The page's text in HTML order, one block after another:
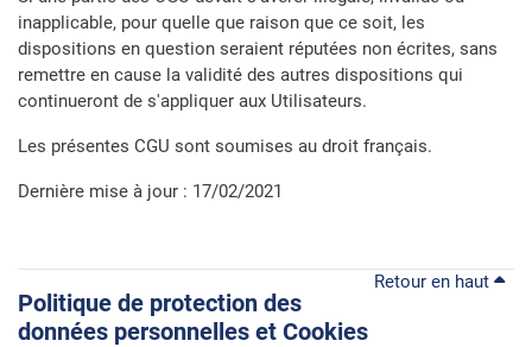
inapplicable, pour quelle que raison que ce soit, les
dispositions en question seraient réputées non écrites, sans
remettre en cause la validité des autres dispositions qui
continueront de s'appliquer aux Utilisateurs.
Les présentes CGU sont soumises au droit français.
Dernière mise à jour : 17/02/2021
Retour en haut
Politique de protection des
données personnelles et Cookies